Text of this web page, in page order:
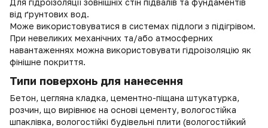
від ґрунтових вод.
Може використовуватися в системах підлоги з підігрівом.
При невеликих механічних та/або атмосферних
навантаженнях можна використовувати гідроізоляцію як
фінішне покриття.
Типи поверхонь для нанесення
Бетон, цегляна кладка, цементно-піщана штукатурка,
розчин, що вирівнює на основі цементу, вологостійка
шпаклівка, вологостійкі будівельні плити (вологостійкий